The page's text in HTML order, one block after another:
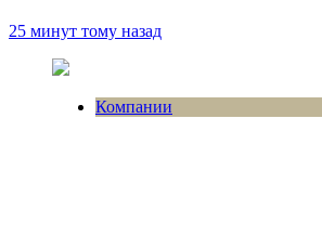
25 минут тому назад
Компании